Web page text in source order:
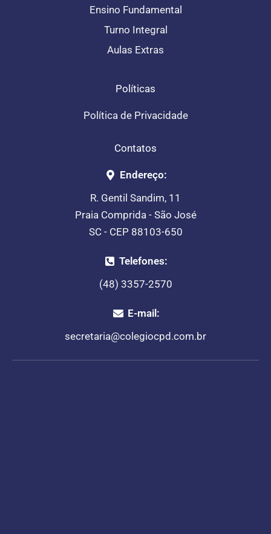
Ensino Fundamental
Turno Integral
Aulas Extras
Políticas
Política de Privacidade
Contatos
Endereço:
R. Gentil Sandim, 11
Praia Comprida - São José
SC - CEP 88103-650
Telefones:
(48) 3357-2570
E-mail:
secretaria@colegiocpd.com.br